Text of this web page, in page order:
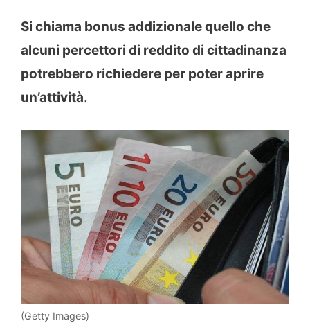
Si chiama bonus addizionale quello che
alcuni percettori di reddito di cittadinanza
potrebbero richiedere per poter aprire
un’attività.
(Getty Images)